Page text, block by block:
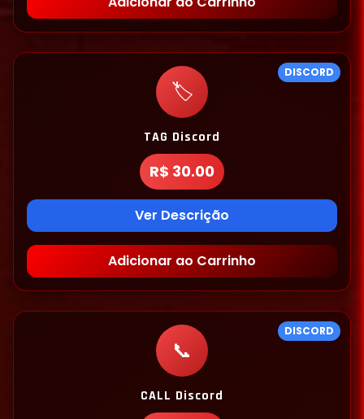
DISCORD
🏷️
TAG Discord
R$ 30.00
Ver Descrição
Adicionar ao Carrinho
DISCORD
📞
CALL Discord